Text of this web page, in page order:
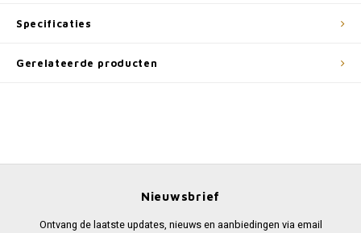
Specificaties
Gerelateerde producten
Nieuwsbrief
Ontvang de laatste updates, nieuws en aanbiedingen via email